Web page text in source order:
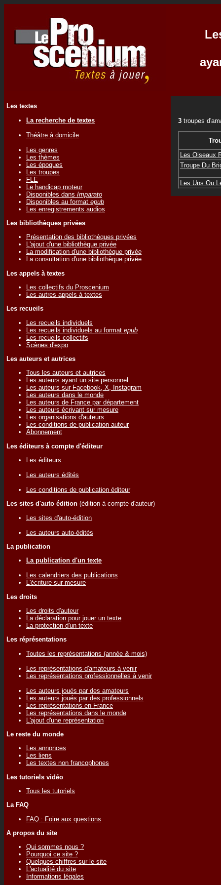
Les textes
La recherche de textes
Théâtre à domicile
Les genres
Les thèmes
Les époques
Les troupes
FLE
Le handicap moteur
Disponibles dans Imparato
Disponibles au format epub
Les enregistrements audios
Les bibliothèques privées
Présentation des bibliothèques privées
L'ajout d'une bibliothèque privée
La modification d'une bibliothèque privée
La consultation d'une bibliothèque privée
Les appels à textes
Les collectifs du Proscenium
Les autres appels à textes
Les recueils
Les recueils individuels
Les recueils individuels au format epub
Les recueils collectifs
Scènes d'expo
Les auteurs et autrices
Tous les auteurs et autrices
Les auteurs ayant un site personnel
Les auteurs sur Facebook, X, Instagram
Les auteurs dans le monde
Les auteurs de France par département
Les auteurs écrivant sur mesure
Les organisations d'auteurs
Les conditions de publication auteur
Abonnement
Les éditeurs à compte d'éditeur
Les éditeurs
Les auteurs édités
Les conditions de publication éditeur
Les sites d'auto édition (édition à compte d'auteur)
Les sites d'auto-édition
Les auteurs auto-édités
La publication
La publication d'un texte
Les calendriers des publications
L'écriture sur mesure
Les droits
Les droits d'auteur
La déclaration pour jouer un texte
La protection d'un texte
Les réprésentations
Toutes les représentations (année & mois)
Les représentations d'amateurs à venir
Les représentations professionnelles à venir
Les auteurs joués par des amateurs
Les auteurs joués par des professionnels
Les représentations en France
Les représentations dans le monde
L'ajout d'une représentation
Le reste du monde
Les annonces
Les liens
Les textes non francophones
Les tutoriels vidéo
Tous les tutoriels
La FAQ
FAQ : Foire aux questions
A propos du site
Qui sommes nous ?
Pourquoi ce site ?
Quelques chiffres sur le site
L'actualité du site
Informations légales
3 troupes
Les Oiseaux
Troupe Du
Les Uns Ou